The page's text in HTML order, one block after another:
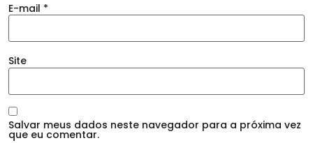
E-mail *
Site
Salvar meus dados neste navegador para a próxima vez
que eu comentar.